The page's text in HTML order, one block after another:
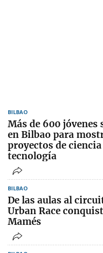
BILBAO
Más de 600 jóvenes
en Bilbao para
proyectos de
tecnología
BILBAO
De las aulas al
Urban Race
Mamés